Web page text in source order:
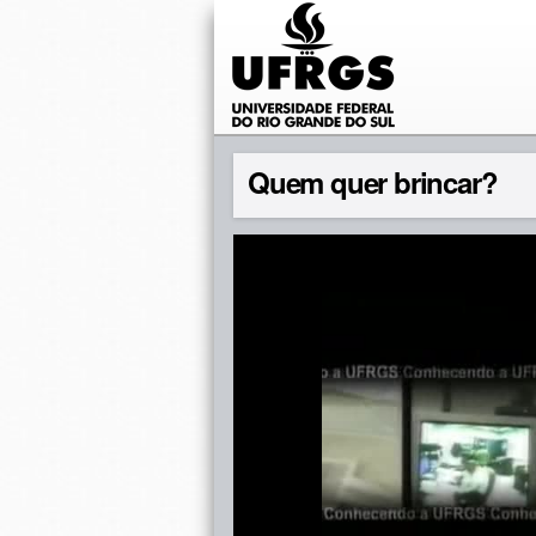
Quem quer brincar?